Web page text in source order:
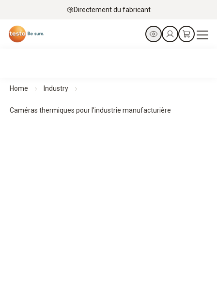
Directement du fabricant
Home Industry
Caméras thermiques pour l'industrie manufacturière